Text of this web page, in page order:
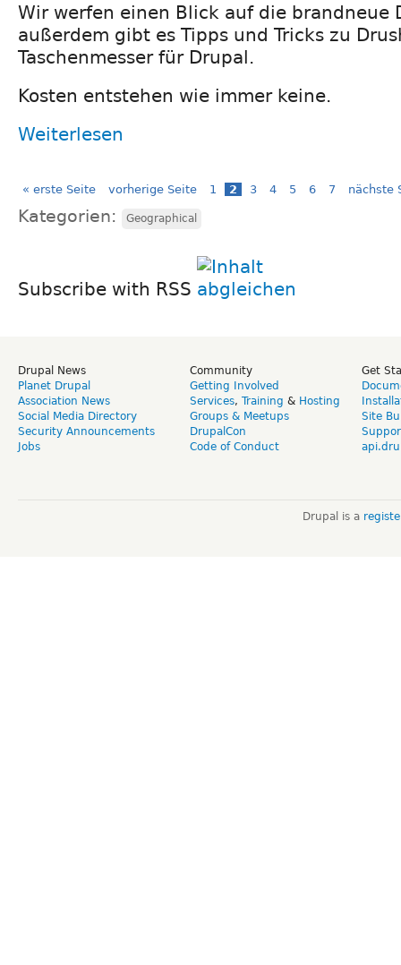
Wir werfen einen Blick auf die brandneue
außerdem gibt es Tipps und Tricks zu
Taschenmesser für Drupal.
Kosten entstehen wie immer keine.
Weiterlesen
« erste Seite vorherige Seite 1 2 3 4 5 6 7 nächste
Kategorien: Geographical
Subscribe with RSS
Drupal News
Planet Drupal
Association News
Social Media Directory
Security Announcements
Jobs
Community
Getting Involved
Services, Training & Hosting
Groups & Meetups
DrupalCon
Code of Conduct
Get
Site
Drupal is a